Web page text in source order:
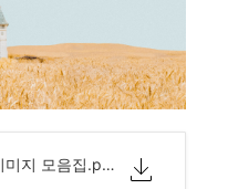
7 10월 인사말 문구 이미지 모음집.png